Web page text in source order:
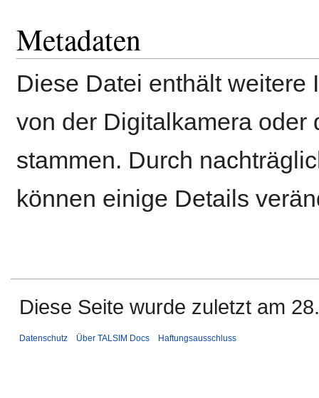
Metadaten
Diese Datei enthält weitere
von der Digitalkamera oder
stammen. Durch
können einige Details
Diese Seite wurde zuletzt am
Datenschutz Über TALSIM Docs Haftungsausschluss